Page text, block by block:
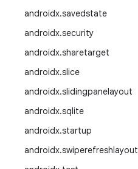
androidx.savedstate
androidx.security
androidx.sharetarget
androidx.slice
androidx.slidingpanelayout
androidx.sqlite
androidx.startup
androidx.swiperefreshlayout